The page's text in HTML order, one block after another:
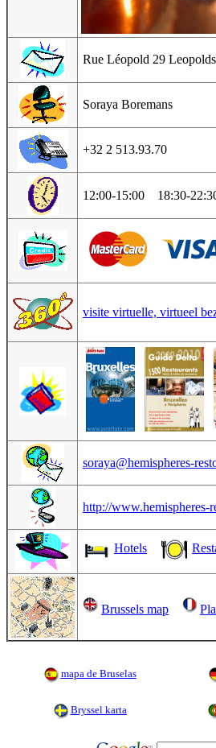
Rue Léopold 29
Soraya Boremans
+32 2 513.93.70
12:00-15:00 18:30-
visite virtuelle, virtueel
soraya@hemispheres-
http://www.hemispheres-
Hotels
Brussels map
mapa de Bruselas
Bryssel karta